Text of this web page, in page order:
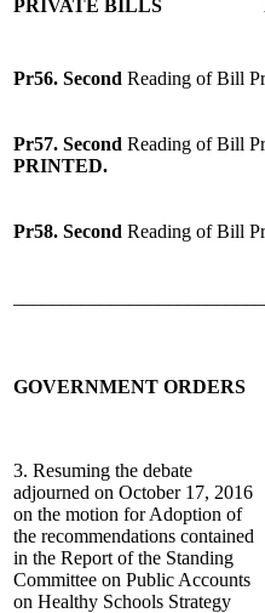
PRIVATE BILLS
Pr56. Second Reading of Bill
Pr57. Second Reading of Bill
PRINTED.
Pr58. Second Reading of Bill
GOVERNMENT ORDERS
3. Resuming the debate
adjourned on October 17, 2016
on the motion for Adoption of
the recommendations contained
in the Report of the Standing
Committee on Public Accounts
on Healthy Schools Strategy